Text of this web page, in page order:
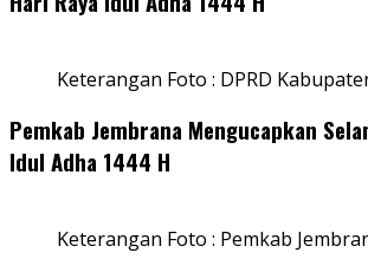
Keterangan Foto : DPRD
Pemkab Jembrana Mengucapkan
Idul Adha 1444 H
Keterangan Foto : Pemkab